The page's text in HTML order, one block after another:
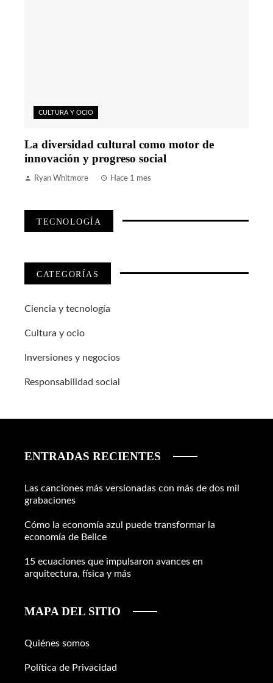
CULTURA Y OCIO
La diversidad cultural como motor de
innovación y progreso social
Ryan Whitmore Hace 1 mes
TECNOLOGÍA
CATEGORÍAS
Ciencia y tecnología
Cultura y ocio
Inversiones y negocios
Responsabilidad social
ENTRADAS RECIENTES
Las canciones más versionadas con más de dos mil
grabaciones
Cómo la economía azul puede transformar la
economía de Belice
15 ecuaciones que impulsaron avances en
arquitectura, física y más
MAPA DEL SITIO
Quiénes somos
Política de Privacidad